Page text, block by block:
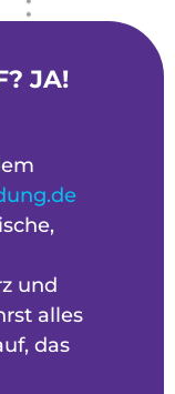
JA!
und
alles
das